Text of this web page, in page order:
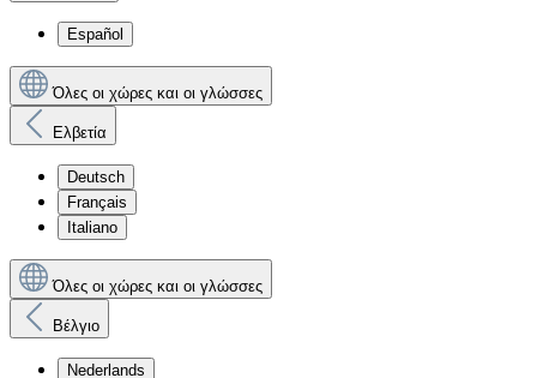
Español
Όλες οι χώρες και οι γλώσσες
Ελβετία
Deutsch
Français
Italiano
Όλες οι χώρες και οι γλώσσες
Βέλγιο
Nederlands